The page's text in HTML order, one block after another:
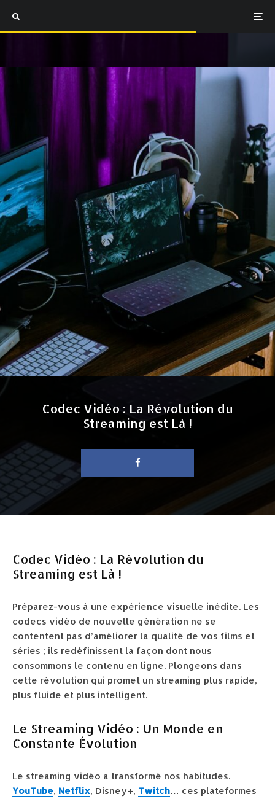
Codec Vidéo : La Révolution du
Streaming est Là !
Codec Vidéo : La Révolution du
Streaming est Là !
Préparez-vous à une expérience visuelle inédite. Les
codecs vidéo de nouvelle génération ne se
contentent pas d’améliorer la qualité de vos films et
séries ; ils redéfinissent la façon dont nous
consommons le contenu en ligne. Plongeons dans
cette révolution qui promet un streaming plus rapide,
plus fluide et plus intelligent.
Le Streaming Vidéo : Un Monde en
Constante Évolution
Le streaming vidéo a transformé nos habitudes.
YouTube, Netflix, Disney+, Twitch… ces plateformes